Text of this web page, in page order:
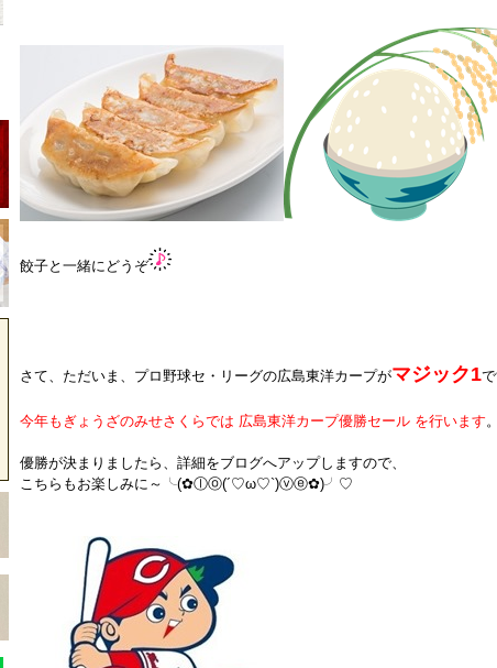
餃子と一緒にどうぞ
さて、ただいま、プロ野球セ・リーグの広島東洋カープがマジック1
今年もぎょうざのみせさくらでは 広島東洋カープ優勝セール を行います
優勝が決まりましたら、詳細をブログへアップしますので、
こちらもお楽しみに～╰(✿ⓛⓞ(´♡ω♡`)ⓥⓔ✿)╯♡